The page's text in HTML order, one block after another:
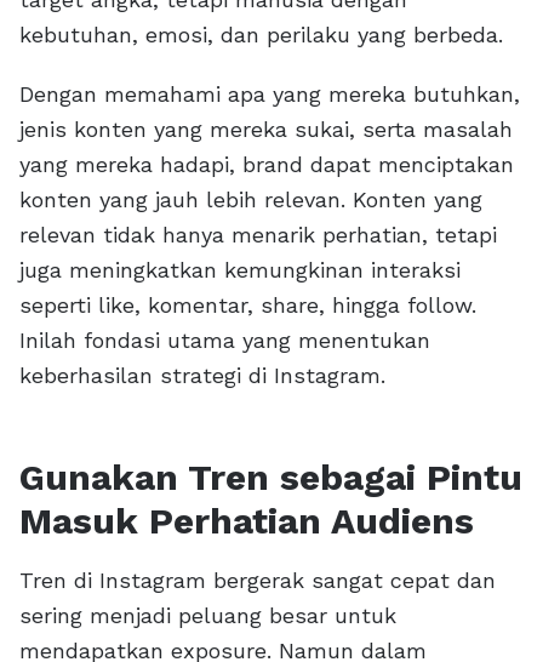
kebutuhan, emosi, dan perilaku yang berbeda.
Dengan memahami apa yang mereka butuhkan,
jenis konten yang mereka sukai, serta masalah
yang mereka hadapi, brand dapat menciptakan
konten yang jauh lebih relevan. Konten yang
relevan tidak hanya menarik perhatian, tetapi
juga meningkatkan kemungkinan interaksi
seperti like, komentar, share, hingga follow.
Inilah fondasi utama yang menentukan
keberhasilan strategi di Instagram.
Gunakan Tren sebagai Pintu
Masuk Perhatian Audiens
Tren di Instagram bergerak sangat cepat dan
sering menjadi peluang besar untuk
mendapatkan exposure. Namun dalam